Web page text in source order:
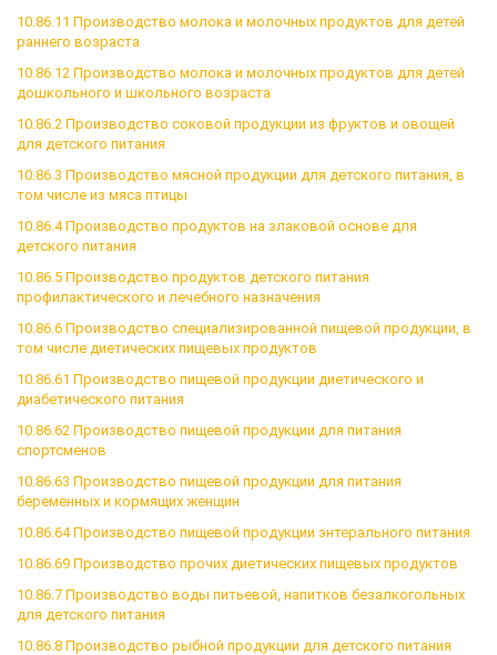
10.86.11 Производство молока и молочных продуктов для детей
раннего возраста
10.86.12 Производство молока и молочных продуктов для детей
дошкольного и школьного возраста
10.86.2 Производство соковой продукции из фруктов и овощей
для детского питания
10.86.3 Производство мясной продукции для детского питания, в
том числе из мяса птицы
10.86.4 Производство продуктов на злаковой основе для
детского питания
10.86.5 Производство продуктов детского питания
профилактического и лечебного назначения
10.86.6 Производство специализированной пищевой продукции, в
том числе диетических пищевых продуктов
10.86.61 Производство пищевой продукции диетического и
диабетического питания
10.86.62 Производство пищевой продукции для питания
спортсменов
10.86.63 Производство пищевой продукции для питания
беременных и кормящих женщин
10.86.64 Производство пищевой продукции энтерального питания
10.86.69 Производство прочих диетических пищевых продуктов
10.86.7 Производство воды питьевой, напитков безалкогольных
для детского питания
10.86.8 Производство рыбной продукции для детского питания